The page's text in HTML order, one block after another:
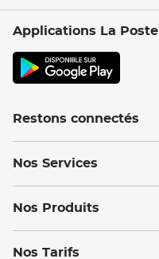
Applications La Poste
Restons connectés
Nos Services
Nos Produits
Nos Tarifs